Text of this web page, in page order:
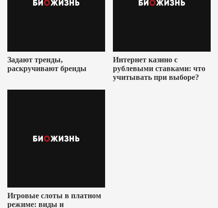
Задают тренды,
раскручивают бренды
Интернет казино с
рублевыми ставками: что
учитывать при выборе?
Игровые слоты в платном
режиме: виды и